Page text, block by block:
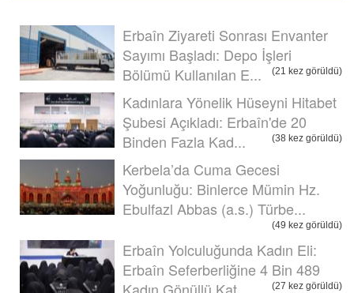
Erbaîn Ziyareti Sonrası Envanter
Sayımı Başladı: Depo İşleri
Bölümü Kullanılan E...
(21 kez görüldü)
Kadınlara Yönelik Hüseyni Hitabet
Şubesi Açıkladı: Erbaîn'de 20
Binden Fazla Kad...
(38 kez görüldü)
Kerbela’da Cuma Gecesi
Yoğunluğu: Binlerce Mümin Hz.
Ebulfazl Abbas (a.s.) Türbe...
(49 kez görüldü)
Erbaîn Yolculuğunda Kadın Eli:
Erbaîn Seferberliğine 4 Bin 489
Kadın Gönüllü Kat...
(27 kez görüldü)